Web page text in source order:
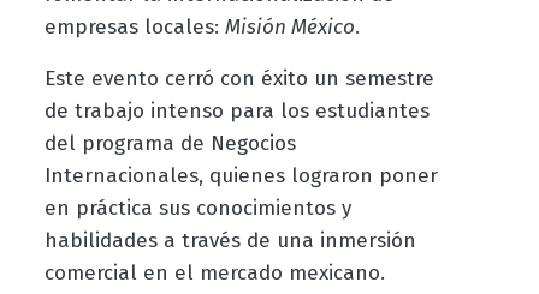
empresas locales: Misión México.
Este evento cerró con éxito un semestre
de trabajo intenso para los estudiantes
del programa de Negocios
Internacionales, quienes lograron poner
en práctica sus conocimientos y
habilidades a través de una inmersión
comercial en el mercado mexicano.